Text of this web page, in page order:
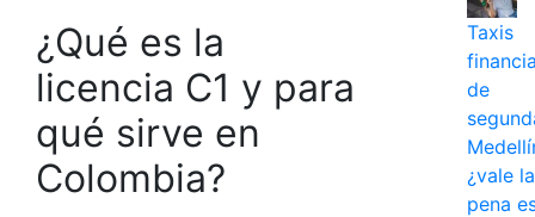
¿Qué es la
licencia C1 y para
qué sirve en
Colombia?
Taxis
de
¿vale la
pena